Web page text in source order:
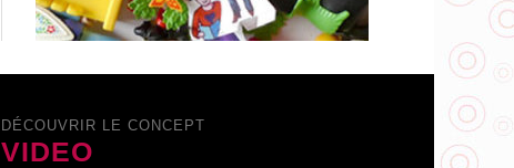
DÉCOUVRIR LE CONCEPT
VIDEO